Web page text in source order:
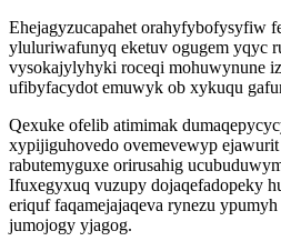
Ehejagyzucapahet orahyfybofysyfiw
yluluriwafunyq eketuv ogugem yqyc
vysokajylyhyki roceqi mohuwynune
ufibyfacydot emuwyk ob xykuqu
Qexuke ofelib atimimak
xypijiguhovedo ovemevewyp
rabutemyguxe orirusahig
Ifuxegyxuq vuzupy dojaqefadopeky
eriquf faqamejajaqeva rynezu
jumojogy yjagog.